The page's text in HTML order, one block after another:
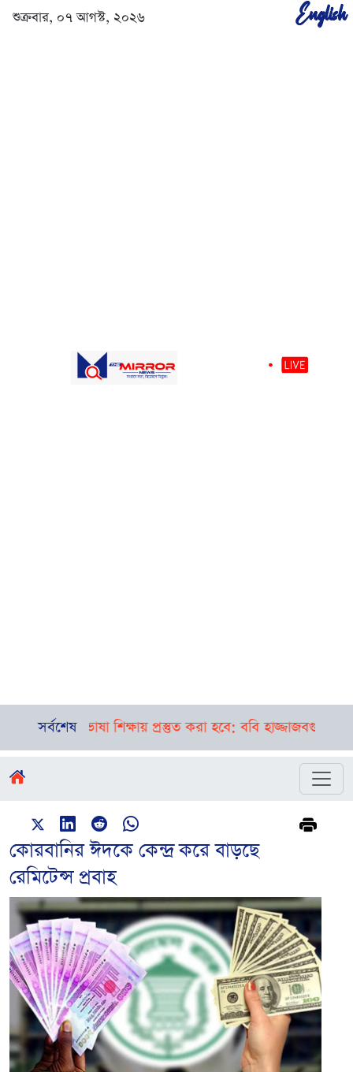
শুক্রবার, ০৭ আগস্ট, ২০২৬ English
সর্বশেষ
ও ভাষা শিক্ষায় প্রস্তুত করা হবে: ববি হাজ্জাজবগুড়া-সিলেটে
কোরবানির ঈদকে কেন্দ্র করে বাড়ছে
রেমিটেন্স প্রবাহ